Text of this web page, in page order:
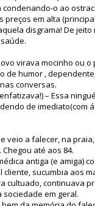
o ao
preços em alta
disgrama! De
virava mocinho ou
de humor ,
conversas.
– Essa
de imediato(com
veio a falecer, na
até aos 84.
antiga (e amiga)
sucumbia aos
cultuado, continuava
em geral.